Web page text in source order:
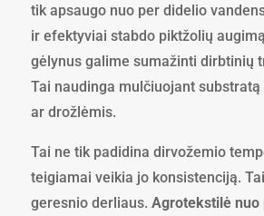
tik apsaugo nuo per didelio
ir efektyviai stabdo piktžolių
gėlynus galime sumažinti dirbtinių
Tai naudinga mulčiuojant substratą
ar drožlėmis.
Tai ne tik padidina dirvožemio
teigiamai veikia jo konsistenciją.
geresnio derliaus. Agrotekstilė nuo